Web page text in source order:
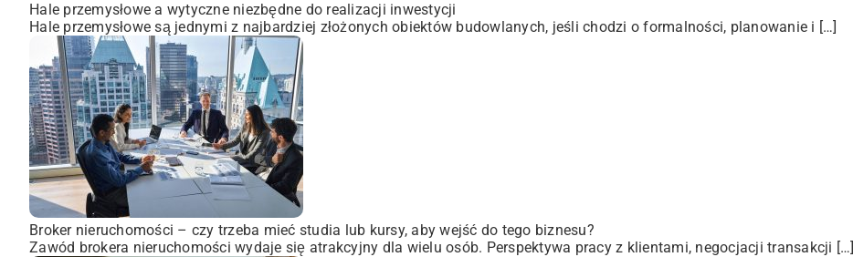
Hale przemysłowe a wytyczne niezbędne do realizacji inwestycji
Hale przemysłowe są jednymi z najbardziej złożonych obiektów budowlanych, jeśli chodzi o formalności, planowanie i […]
Broker nieruchomości – czy trzeba mieć studia lub kursy, aby wejść do tego biznesu?
Zawód brokera nieruchomości wydaje się atrakcyjny dla wielu osób. Perspektywa pracy z klientami, negocjacji transakcji […]